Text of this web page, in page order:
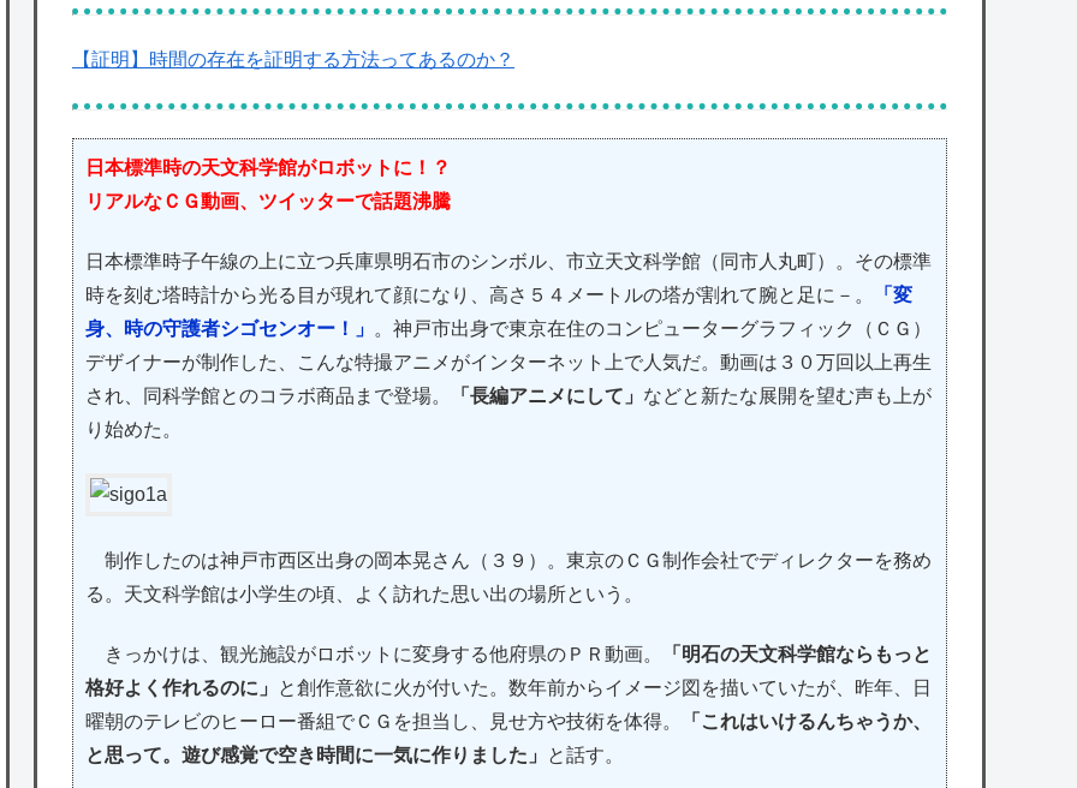
【証明】時間の存在を証明する方法ってあるのか？
日本標準時の天文科学館がロボットに！？
リアルなＣＧ動画、ツイッターで話題沸騰
日本標準時子午線の上に立つ兵庫県明石市のシンボル、市立天文科学館（同市人丸町）。その標準
時を刻む塔時計から光る目が現れて顔になり、高さ５４メートルの塔が割れて腕と足に－。
「変
身、時の守護者シゴセンオー！」 。神戸市出身で東京在住のコンピューターグラフィック（ＣＧ）
デザイナーが制作した、こんな特撮アニメがインターネット上で人気だ。動画は３０万回以上再生
され、同科学館とのコラボ商品まで登場。
「長編アニメにして」 などと新たな展開を望む声も上が
り始めた。
制作したのは神戸市西区出身の岡本晃さん（３９）。東京のＣＧ制作会社でディレクターを務め
る。天文科学館は小学生の頃、よく訪れた思い出の場所という。
きっかけは、観光施設がロボットに変身する他府県のＰＲ動画。
「明石の天文科学館ならもっと
格好よく作れるのに」
と創作意欲に火が付いた。数年前からイメージ図を描いていたが、昨年、日
曜朝のテレビのヒーロー番組でＣＧを担当し、見せ方や技術を体得。
「これはいけるんちゃうか、
と思って。遊び感覚で空き時間に一気に作りました」
と話す。